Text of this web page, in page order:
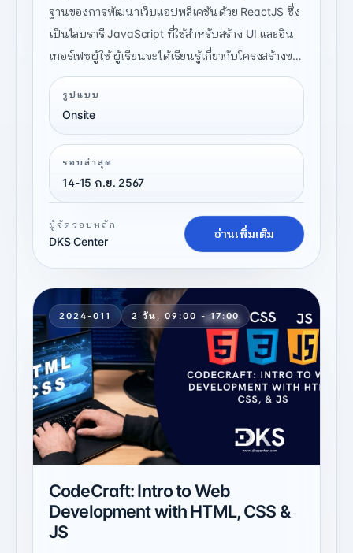
ฐานของการพัฒนาเว็บแอปพลิเคชันด้วย ReactJS ซึ่ง
เป็นไลบรารี JavaScript ที่ใช้สำหรับสร้าง UI และอิน
เทอร์เฟซผู้ใช้ ผู้เรียนจะได้เรียนรู้เกี่ยวกับโครงสร้างของ
React, การสร้างคอมโพเนนต์, การจัดการสถานะ, การ
เรียกใช้ API, และการทำ routing ในเว็บแอปพลิเคชัน
รูปแบบ
Onsite
รอบล่าสุด
14-15 ก.ย. 2567
ผู้จัดรอบหลัก
DKS Center
อ่านเพิ่มเติม
2024-011 2 วัน, 09:00 - 17:00
CodeCraft: Intro to Web
Development with HTML, CSS &
JS